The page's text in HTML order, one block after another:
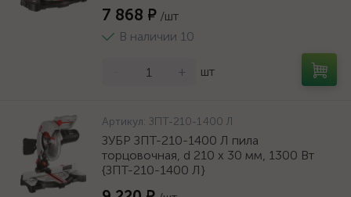
7 868 ₽ /шт
В наличии 10
+ шт
Артикул: ЗПТ-210-1400 Л
ЗУБР ЗПТ-210-1400 Л пила
торцовочная, d 210 х 30 мм, 1300 Вт
{ЗПТ-210-1400 Л}